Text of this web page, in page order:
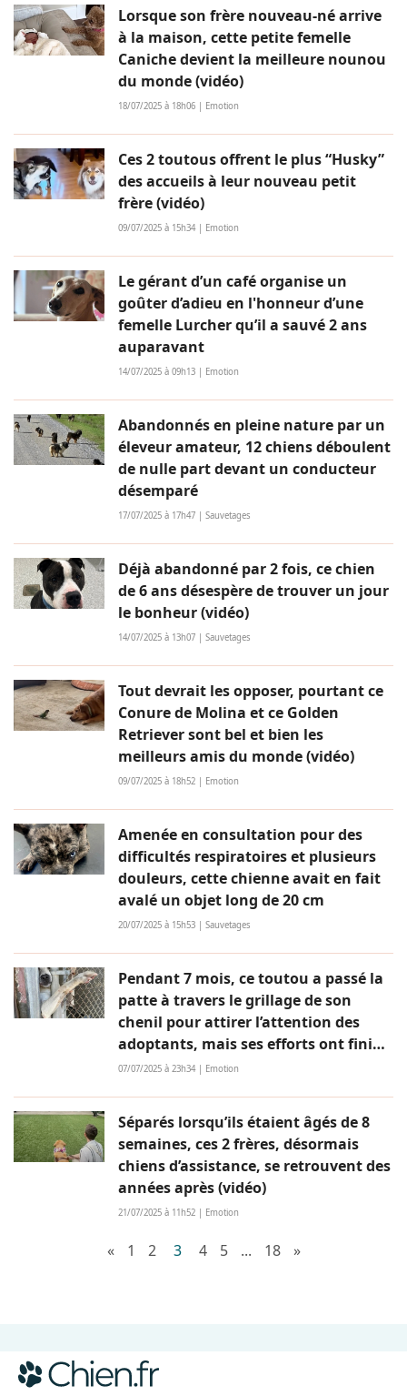
Lorsque son frère nouveau-né arrive
à la maison, cette petite femelle
Caniche devient la meilleure nounou
du monde (vidéo)
18/07/2025 à 18h06 | Emotion
Ces 2 toutous offrent le plus “Husky”
des accueils à leur nouveau petit
frère (vidéo)
09/07/2025 à 15h34 | Emotion
Le gérant d’un café organise un
goûter d’adieu en l'honneur d’une
femelle Lurcher qu’il a sauvé 2 ans
auparavant
14/07/2025 à 09h13 | Emotion
Abandonnés en pleine nature par un
éleveur amateur, 12 chiens déboulent
de nulle part devant un conducteur
désemparé
17/07/2025 à 17h47 | Sauvetages
Déjà abandonné par 2 fois, ce chien
de 6 ans désespère de trouver un jour
le bonheur (vidéo)
14/07/2025 à 13h07 | Sauvetages
Tout devrait les opposer, pourtant ce
Conure de Molina et ce Golden
Retriever sont bel et bien les
meilleurs amis du monde (vidéo)
09/07/2025 à 18h52 | Emotion
Amenée en consultation pour des
difficultés respiratoires et plusieurs
douleurs, cette chienne avait en fait
avalé un objet long de 20 cm
20/07/2025 à 15h53 | Sauvetages
Pendant 7 mois, ce toutou a passé la
patte à travers le grillage de son
chenil pour attirer l’attention des
adoptants, mais ses efforts ont fini
par payer
07/07/2025 à 23h34 | Emotion
Séparés lorsqu’ils étaient âgés de 8
semaines, ces 2 frères, désormais
chiens d’assistance, se retrouvent des
années après (vidéo)
21/07/2025 à 11h52 | Emotion
« 1 2 3 4 5 ... 18 »